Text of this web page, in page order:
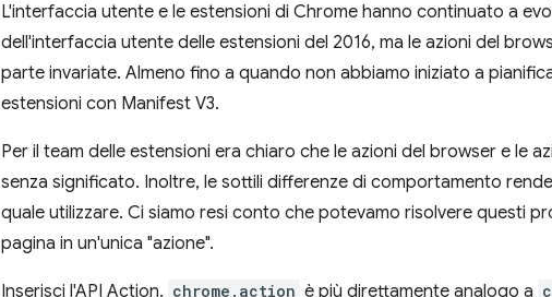
L'interfaccia utente e le estensioni di Chrome hanno continuato a
dell'interfaccia utente delle estensioni del 2016, ma le azioni del
parte invariate. Almeno fino a quando non abbiamo iniziato a
estensioni con Manifest V3.
Per il team delle estensioni era chiaro che le azioni del browser e le
senza significato. Inoltre, le sottili differenze di comportamento
quale utilizzare. Ci siamo resi conto che potevamo risolvere questi
pagina in un'unica "azione".
Inserisci l'API Action. chrome.action è più direttamente analogo a